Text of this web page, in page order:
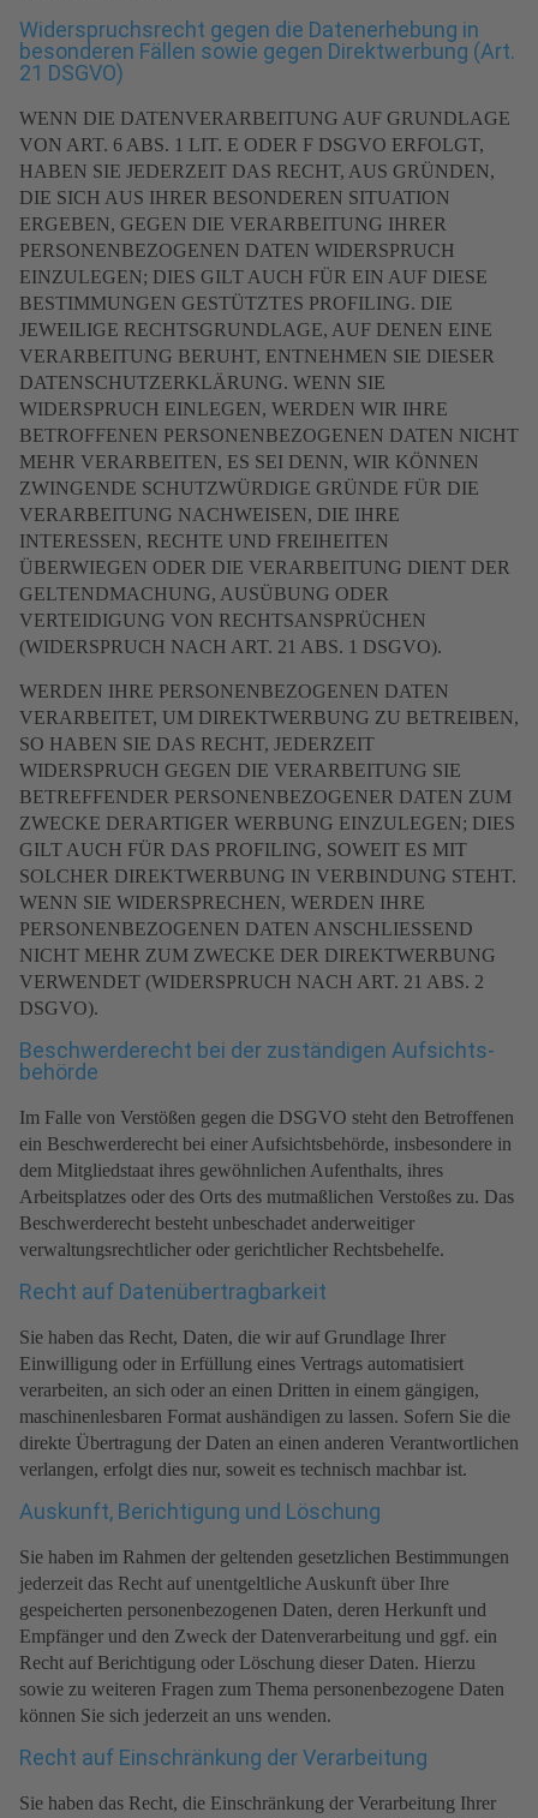
Widerspruchsrecht gegen die Datenerhebung in
besonderen Fällen sowie gegen Direktwerbung (Art.
21 DSGVO)
WENN DIE DATENVERARBEITUNG AUF GRUNDLAGE
VON ART. 6 ABS. 1 LIT. E ODER F DSGVO ERFOLGT,
HABEN SIE JEDERZEIT DAS RECHT, AUS GRÜNDEN,
DIE SICH AUS IHRER BESONDEREN SITUATION
ERGEBEN, GEGEN DIE VERARBEITUNG IHRER
PERSONENBEZOGENEN DATEN WIDERSPRUCH
EINZULEGEN; DIES GILT AUCH FÜR EIN AUF DIESE
BESTIMMUNGEN GESTÜTZTES PROFILING. DIE
JEWEILIGE RECHTSGRUNDLAGE, AUF DENEN EINE
VERARBEITUNG BERUHT, ENTNEHMEN SIE DIESER
DATENSCHUTZERKLÄRUNG. WENN SIE
WIDERSPRUCH EINLEGEN, WERDEN WIR IHRE
BETROFFENEN PERSONENBEZOGENEN DATEN NICHT
MEHR VERARBEITEN, ES SEI DENN, WIR KÖNNEN
ZWINGENDE SCHUTZWÜRDIGE GRÜNDE FÜR DIE
VERARBEITUNG NACHWEISEN, DIE IHRE
INTERESSEN, RECHTE UND FREIHEITEN
ÜBERWIEGEN ODER DIE VERARBEITUNG DIENT DER
GELTENDMACHUNG, AUSÜBUNG ODER
VERTEIDIGUNG VON RECHTSANSPRÜCHEN
(WIDERSPRUCH NACH ART. 21 ABS. 1 DSGVO).
WERDEN IHRE PERSONENBEZOGENEN DATEN
VERARBEITET, UM DIREKTWERBUNG ZU BETREIBEN,
SO HABEN SIE DAS RECHT, JEDERZEIT
WIDERSPRUCH GEGEN DIE VERARBEITUNG SIE
BETREFFENDER PERSONENBEZOGENER DATEN ZUM
ZWECKE DERARTIGER WERBUNG EINZULEGEN; DIES
GILT AUCH FÜR DAS PROFILING, SOWEIT ES MIT
SOLCHER DIREKTWERBUNG IN VERBINDUNG STEHT.
WENN SIE WIDERSPRECHEN, WERDEN IHRE
PERSONENBEZOGENEN DATEN ANSCHLIESSEND
NICHT MEHR ZUM ZWECKE DER DIREKTWERBUNG
VERWENDET (WIDERSPRUCH NACH ART. 21 ABS. 2
DSGVO).
Beschwerde­recht bei der zuständigen Aufsichts­
behörde
Im Falle von Verstößen gegen die DSGVO steht den Betroffenen
ein Beschwerderecht bei einer Aufsichtsbehörde, insbesondere in
dem Mitgliedstaat ihres gewöhnlichen Aufenthalts, ihres
Arbeitsplatzes oder des Orts des mutmaßlichen Verstoßes zu. Das
Beschwerderecht besteht unbeschadet anderweitiger
verwaltungsrechtlicher oder gerichtlicher Rechtsbehelfe.
Recht auf Daten­übertrag­barkeit
Sie haben das Recht, Daten, die wir auf Grundlage Ihrer
Einwilligung oder in Erfüllung eines Vertrags automatisiert
verarbeiten, an sich oder an einen Dritten in einem gängigen,
maschinenlesbaren Format aushändigen zu lassen. Sofern Sie die
direkte Übertragung der Daten an einen anderen Verantwortlichen
verlangen, erfolgt dies nur, soweit es technisch machbar ist.
Auskunft, Berichtigung und Löschung
Sie haben im Rahmen der geltenden gesetzlichen Bestimmungen
jederzeit das Recht auf unentgeltliche Auskunft über Ihre
gespeicherten personenbezogenen Daten, deren Herkunft und
Empfänger und den Zweck der Datenverarbeitung und ggf. ein
Recht auf Berichtigung oder Löschung dieser Daten. Hierzu
sowie zu weiteren Fragen zum Thema personenbezogene Daten
können Sie sich jederzeit an uns wenden.
Recht auf Einschränkung der Verarbeitung
Sie haben das Recht, die Einschränkung der Verarbeitung Ihrer